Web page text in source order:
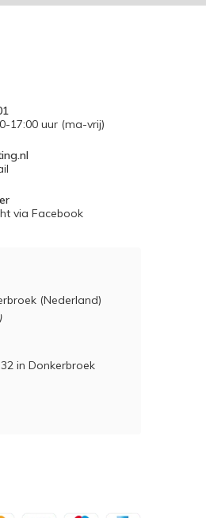
17:00 uur (ma-vrij)
via Facebook
(Nederland)
in Donkerbroek